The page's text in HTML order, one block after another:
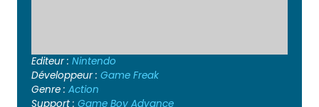
Editeur : Nintendo
Développeur : Game Freak
Genre : Action
Support : Game Boy Advance